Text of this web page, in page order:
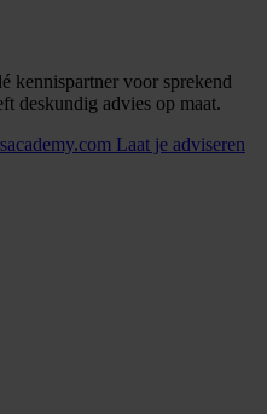
kennispartner voor sprekend
deskundig advies op maat.
Laat je adviseren